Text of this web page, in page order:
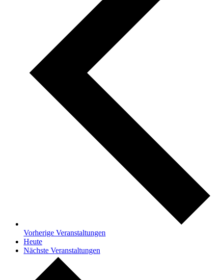
Vorherige Veranstaltungen
Heute
Nächste Veranstaltungen